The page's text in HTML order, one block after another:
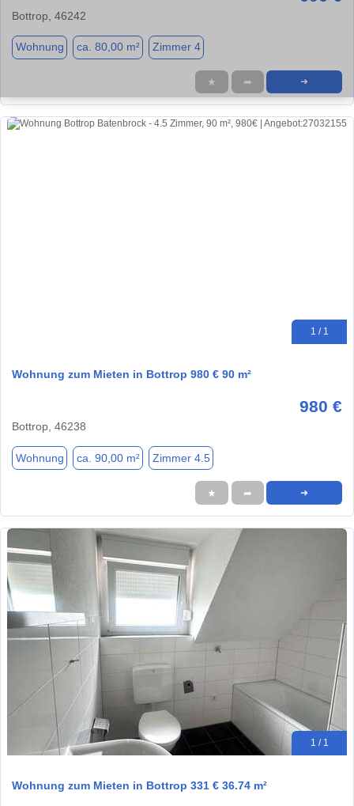
Bottrop, 46242
Wohnung ca. 80,00 m² Zimmer 4
★ ➦ ➜
1 / 1
Wohnung zum Mieten in Bottrop 980 € 90 m²
980 €
Bottrop, 46238
Wohnung ca. 90,00 m² Zimmer 4.5
★ ➦ ➜
1 / 1
Wohnung zum Mieten in Bottrop 331 € 36.74 m²